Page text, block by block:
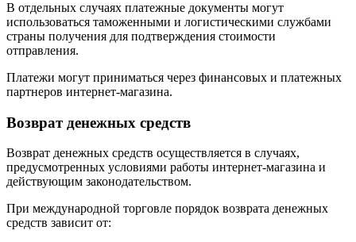
В отдельных случаях платежные документы могут
использоваться таможенными и логистическими службами
страны получения для подтверждения стоимости
отправления.
Платежи могут приниматься через финансовых и платежных
партнеров интернет-магазина.
Возврат денежных средств
Возврат денежных средств осуществляется в случаях,
предусмотренных условиями работы интернет-магазина и
действующим законодательством.
При международной торговле порядок возврата денежных
средств зависит от: